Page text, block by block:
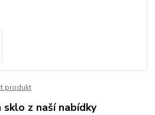
produkt
sklo z naší nabídky